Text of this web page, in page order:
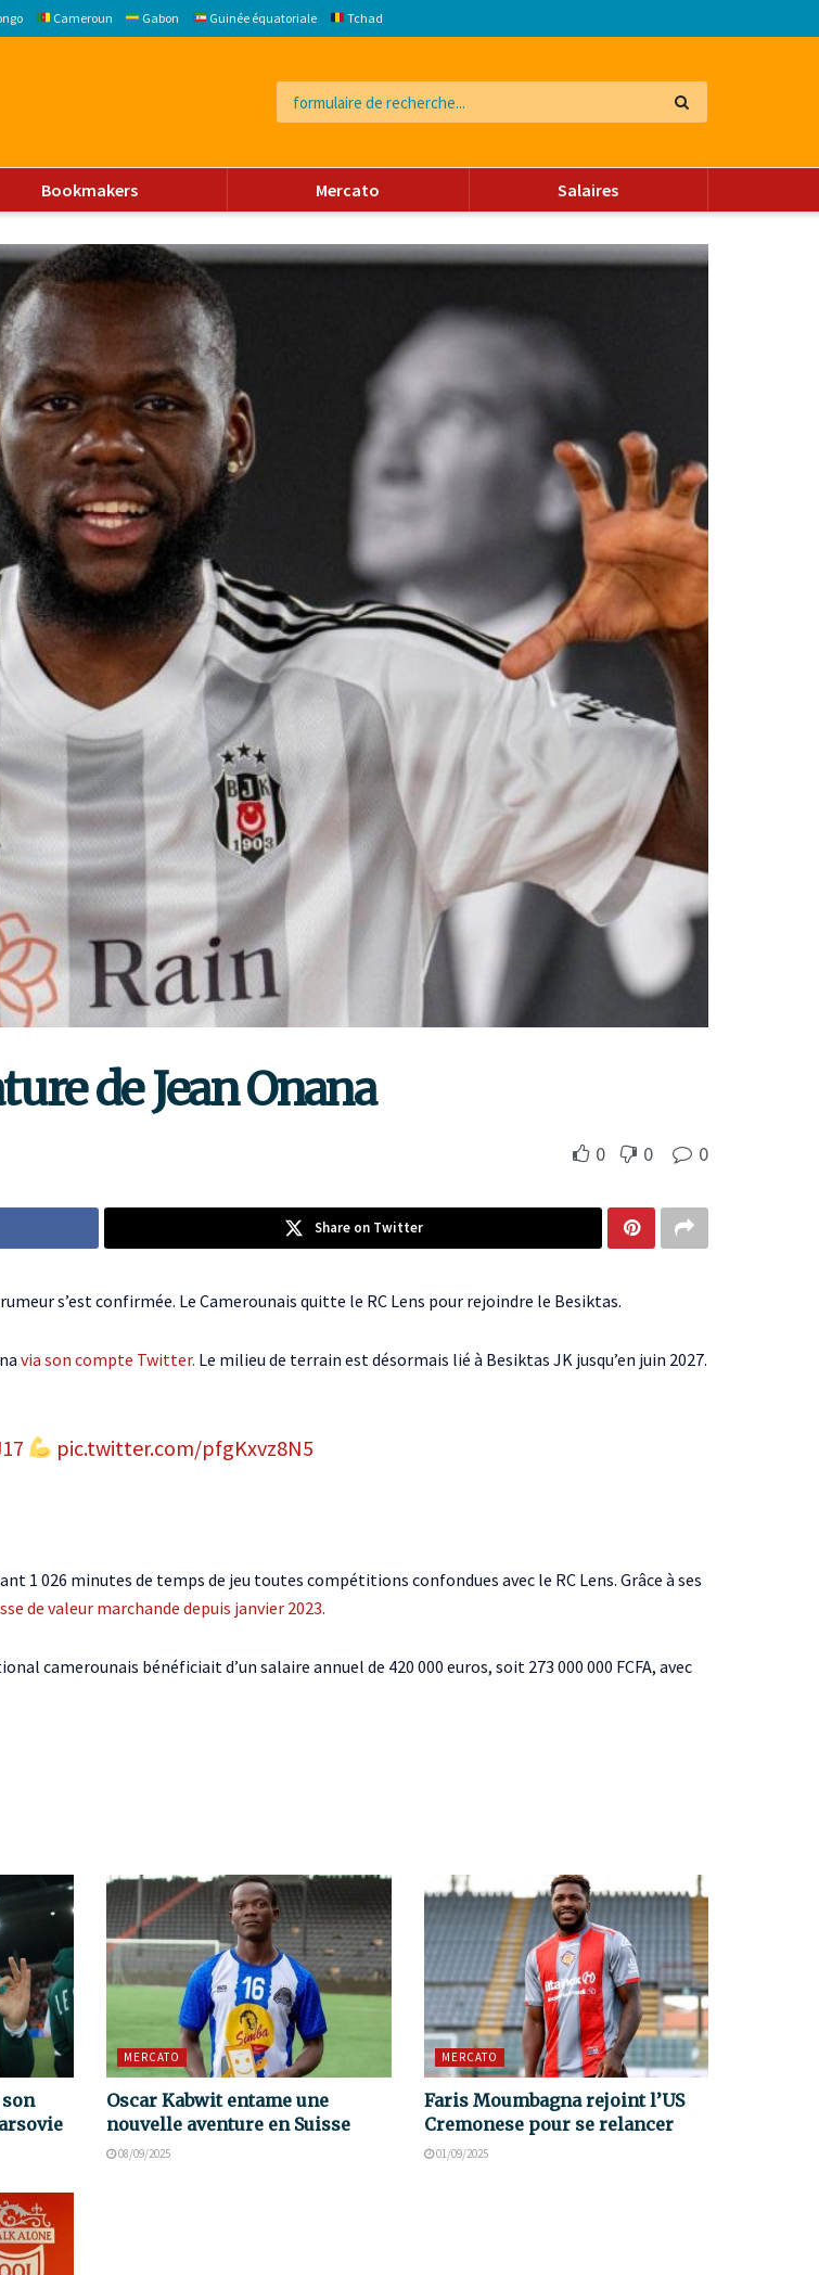
Cameroun Gabon Guinée équatoriale Tchad
Bookmakers Mercato Salaires
de Jean Onana
0 0 0
Share on Twitter
s’est confirmée. Le Camerounais quitte le RC Lens pour rejoindre le Besiktas.
via son compte Twitter. Le milieu de terrain est désormais lié à Besiktas JK jusqu’en juin 2027.
pic.twitter.com/pfgKxvz8N5
1 026 minutes de temps de jeu toutes compétitions confondues avec le RC Lens. Grâce à ses
de valeur marchande depuis janvier 2023.
camerounais bénéficiait d’un salaire annuel de 420 000 euros, soit 273 000 000 FCFA, avec
MERCATO
Oscar Kabwit entame une
nouvelle aventure en Suisse
08/09/2025
MERCATO
Faris Moumbagna rejoint l’US
Cremonese pour se relancer
01/09/2025